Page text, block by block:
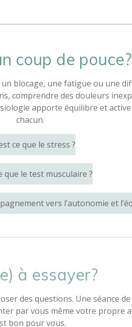
coup de pouce?
blocage, une fatigue ou une
comprendre des douleurs
apporte équilibre et
chacun.
ce que le stress ?
que le test musculaire ?
vers l’autonomie et
à essayer?
des questions. Une séance
par vous même votre propre
bon pour vous.